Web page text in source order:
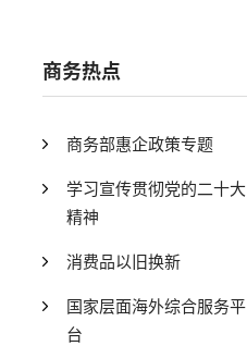
商务热点
商务部惠企政策专题
学习宣传贯彻党的二十大
精神
消费品以旧换新
国家层面海外综合服务平
台